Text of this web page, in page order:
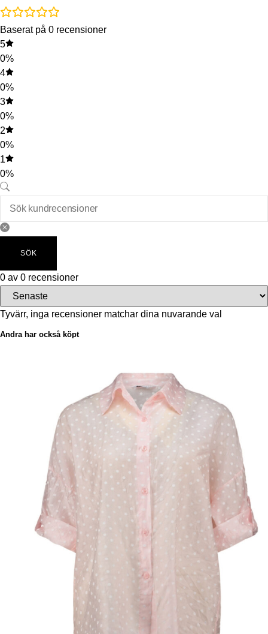
Baserat på 0 recensioner
5
0%
4
0%
3
0%
2
0%
1
0%
SÖK
0 av 0 recensioner
Tyvärr, inga recensioner matchar dina nuvarande val
Andra har också köpt